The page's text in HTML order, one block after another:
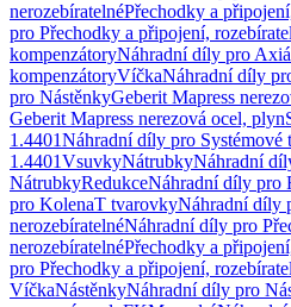
nerozebíratelnéPřechodky a
pro Přechodky a připojení,
kompenzátoryNáhradní díly pro
kompenzátoryVíčkaNáhradní díly
pro NástěnkyGeberit Mapress
Geberit Mapress nerezová ocel, plyn
1.4401Náhradní díly pro Systémové
1.4401VsuvkyNátrubkyNáhradní
NátrubkyRedukceNáhradní díly pro
pro KolenaT tvarovkyNáhradní díly
nerozebíratelnéNáhradní díly pro
nerozebíratelnéPřechodky a
pro Přechodky a připojení,
VíčkaNástěnkyNáhradní díly pro